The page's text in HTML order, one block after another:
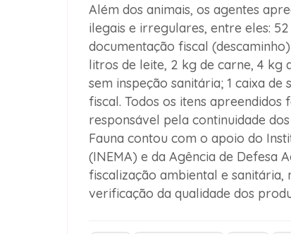
Além dos animais, os agentes
ilegais e irregulares, entre eles:
documentação fiscal
litros de leite, 2 kg de carne, 4 kg
sem inspeção sanitária; 1 caixa
fiscal. Todos os itens apreendidos
responsável pela continuidade
Fauna contou com o apoio do
(INEMA) e da Agência de Defesa
fiscalização ambiental e sanitária,
verificação da qualidade dos